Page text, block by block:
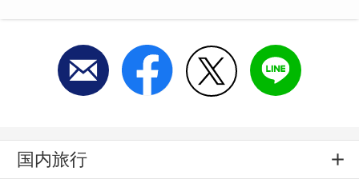
国内旅行